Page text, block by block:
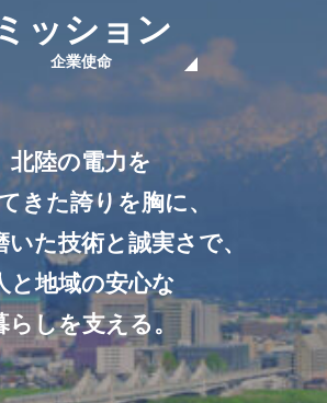
ミッション
企業使命
北陸の電力を
きた誇りを胸に、
た技術と誠実さで、
と地域の安心な
らしを支える。